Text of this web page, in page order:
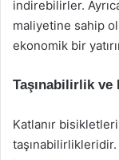
indirebilirler.
maliyetine sahip
ekonomik bir
Taşınabilirlik ve
Katlanır
taşınabilirlikleridir.